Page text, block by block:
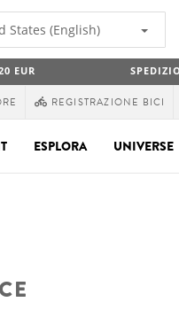
States (English)
EUR
REGISTRAZIONE BICI
ESPLORA UNIVERSE